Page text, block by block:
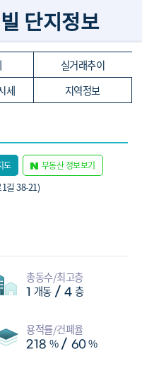
단지정보
실거래추이
세 지역정보
도 부동산 정보보기
길 38-21)
총동수/최고층
1 개동 / 4 층
용적률/건폐율
218 % / 60%